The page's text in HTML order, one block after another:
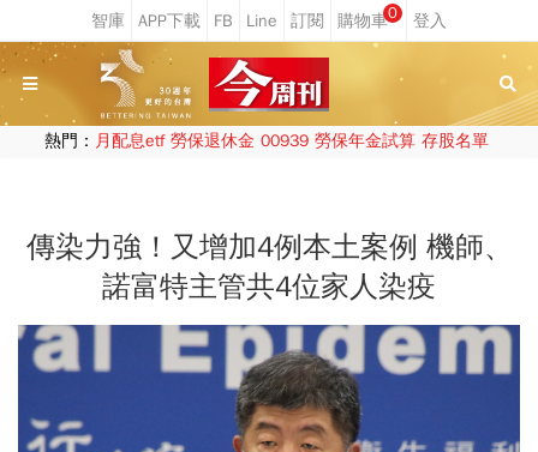
0
熱門： 月配息etf 勞保退休金 00939 勞保年金試算 存股名單
傳染力強！又增加4例本土案例 機師、
諾富特主管共4位家人染疫